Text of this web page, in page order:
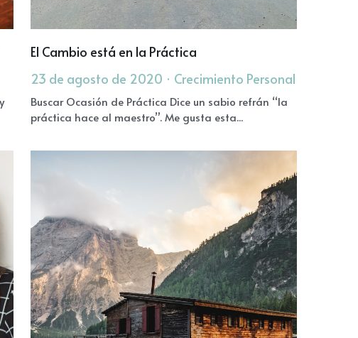
23 de agosto de 2020
·Crecimiento Personal
Buscar Ocasión de Práctica Dice un sabio refrán “la